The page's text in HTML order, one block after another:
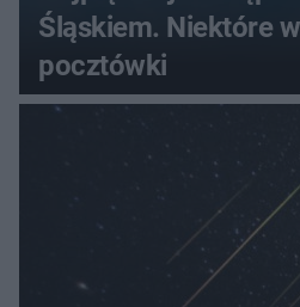
Śląskiem. Niektóre
pocztówki